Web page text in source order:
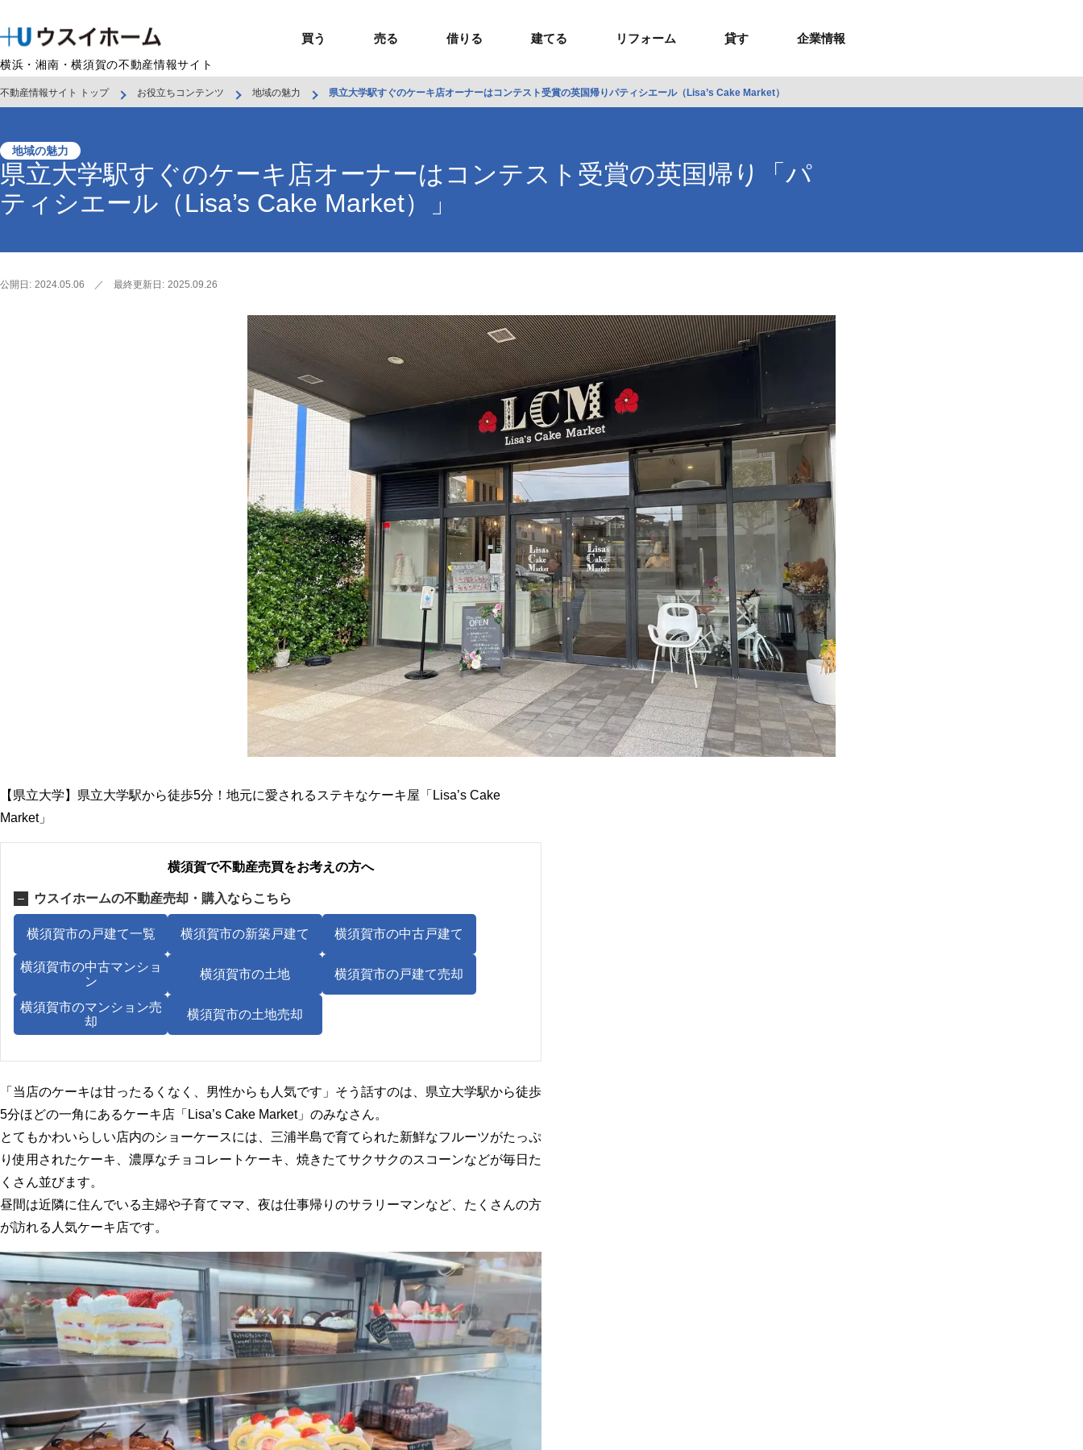
横浜・湘南・横須賀の不動産情報サイト
買う
BUY
買う
戸建て（総合）
中古マンション
土地
マイページ
売る
SELL
売る
売るTOP
レントホーム
借りる
RENT
借りる
賃貸住宅TOP
マイページ
事業用TOP
マイページ
建てる
U-CASA
建てる
建てるTOP
収益物件／アパート・賃貸
ウスイホームの家づくり
リフォーム
REFORM
リフォーム
リフォームTOP
リフォームメニュー
ショールーム
貸す
MANAGEMENT
貸す
貸すTOP
管理委託の流れ
セミナー・講座
企業情報
COMPANY INFO
企業情報
企業情報TOP
お問い合わせ
不動産情報サイト トップ お役立ちコンテンツ 地域の魅力 県立大学駅すぐのケーキ店オーナーはコンテスト受賞の英国帰りパティシエール（Lisa’s Cake Market）
地域の魅力
県立大学駅すぐのケーキ店オーナーはコンテスト受賞の英国帰り「パ
ティシエール（Lisa’s Cake Market）」
公開日: 2024.05.06 ／ 最終更新日: 2025.09.26
【県立大学】県立大学駅から徒歩5分！地元に愛されるステキなケーキ屋「Lisa’s Cake
Market」
横須賀で不動産売買をお考えの方へ
ウスイホームの不動産売却・購入ならこちら
横須賀市の戸建て一覧 横須賀市の新築戸建て 横須賀市の中古戸建て
横須賀市の中古マンショ
ン
横須賀市の土地 横須賀市の戸建て売却
横須賀市のマンション売
却
横須賀市の土地売却
「当店のケーキは甘ったるくなく、男性からも人気です」そう話すのは、県立大学駅から徒歩
5分ほどの一角にあるケーキ店「Lisa’s Cake Market」のみなさん。
とてもかわいらしい店内のショーケースには、三浦半島で育てられた新鮮なフルーツがたっぷ
り使用されたケーキ、濃厚なチョコレートケーキ、焼きたてサクサクのスコーンなどが毎日た
くさん並びます。
昼間は近隣に住んでいる主婦や子育てママ、夜は仕事帰りのサラリーマンなど、たくさんの方
が訪れる人気ケーキ店です。